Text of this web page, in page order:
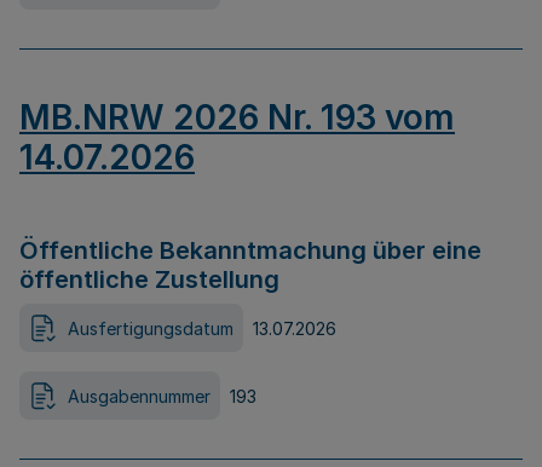
MB.NRW 2026 Nr. 193 vom
14.07.2026
Öffentliche Bekanntmachung über eine
öffentliche Zustellung
Ausfertigungsdatum 13.07.2026
Ausgabennummer 193